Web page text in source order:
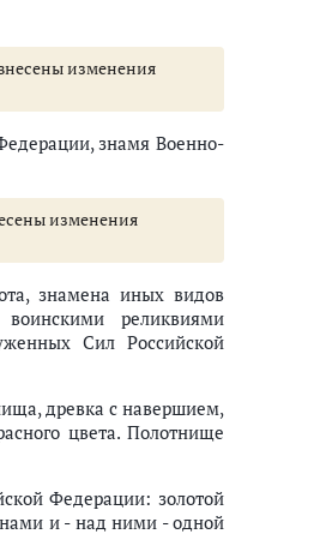
изменения
знамя Военно-
изменения
знамена иных видов
реликвиями
Сил Российской
древка с навершием,
цвета. Полотнище
Федерации: золотой
и - над ними - одной